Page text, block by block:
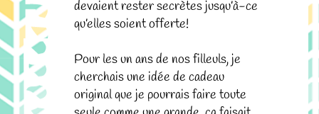
devaient rester secrètes jusqu’à-ce
qu’elles soient offerte!
Pour les un ans de nos filleuls, je
cherchais une idée de cadeau
original que je pourrais faire toute